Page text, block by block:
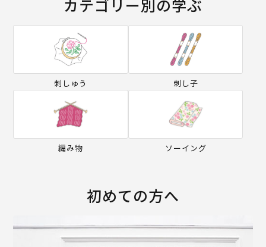
カテゴリー別の学ぶ
刺しゅう 刺し子
編み物 ソーイング
初めての方へ